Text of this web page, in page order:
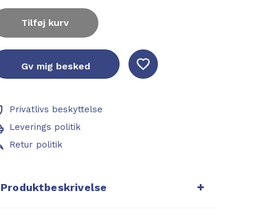
Tilføj kurv
Gv mig besked
Privatlivs beskyttelse
Leverings politik
Retur politik
Produktbeskrivelse